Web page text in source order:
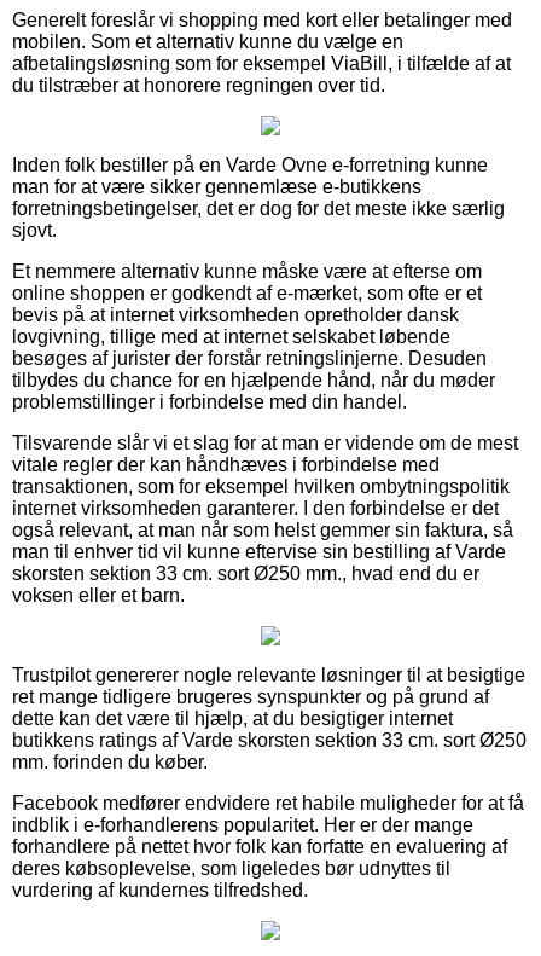
Generelt foreslår vi shopping med kort eller betalinger med
mobilen. Som et alternativ kunne du vælge en
afbetalingsløsning som for eksempel ViaBill, i tilfælde af at
du tilstræber at honorere regningen over tid.
Inden folk bestiller på en Varde Ovne e-forretning kunne
man for at være sikker gennemlæse e-butikkens
forretningsbetingelser, det er dog for det meste ikke særlig
sjovt.
Et nemmere alternativ kunne måske være at efterse om
online shoppen er godkendt af e-mærket, som ofte er et
bevis på at internet virksomheden opretholder dansk
lovgivning, tillige med at internet selskabet løbende
besøges af jurister der forstår retningslinjerne. Desuden
tilbydes du chance for en hjælpende hånd, når du møder
problemstillinger i forbindelse med din handel.
Tilsvarende slår vi et slag for at man er vidende om de mest
vitale regler der kan håndhæves i forbindelse med
transaktionen, som for eksempel hvilken ombytningspolitik
internet virksomheden garanterer. I den forbindelse er det
også relevant, at man når som helst gemmer sin faktura, så
man til enhver tid vil kunne eftervise sin bestilling af Varde
skorsten sektion 33 cm. sort Ø250 mm., hvad end du er
voksen eller et barn.
Trustpilot genererer nogle relevante løsninger til at besigtige
ret mange tidligere brugeres synspunkter og på grund af
dette kan det være til hjælp, at du besigtiger internet
butikkens ratings af Varde skorsten sektion 33 cm. sort Ø250
mm. forinden du køber.
Facebook medfører endvidere ret habile muligheder for at få
indblik i e-forhandlerens popularitet. Her er der mange
forhandlere på nettet hvor folk kan forfatte en evaluering af
deres købsoplevelse, som ligeledes bør udnyttes til
vurdering af kundernes tilfredshed.